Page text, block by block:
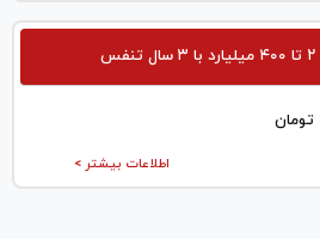
تومان
اطلاعات بیشتر >